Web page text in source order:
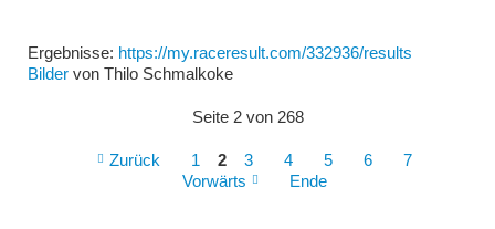
Ergebnisse: https://my.raceresult.com/332936/results
Bildervon Thilo Schmalkoke
Seite 2 von 268
Zurück 1 2 3 4 5 6
7
Vorwärts
Ende